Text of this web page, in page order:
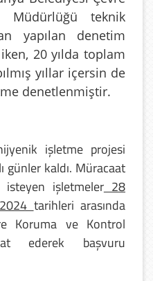
Müdürlüğü teknik
yapılan denetim
iken, 20 yılda toplam
yıllar içersin de
denetlenmiştir.
işletme projesi
günler kaldı. Müracaat
isteyen işletmeler28
tarihleri arasında
Koruma ve Kontrol
ederek başvuru